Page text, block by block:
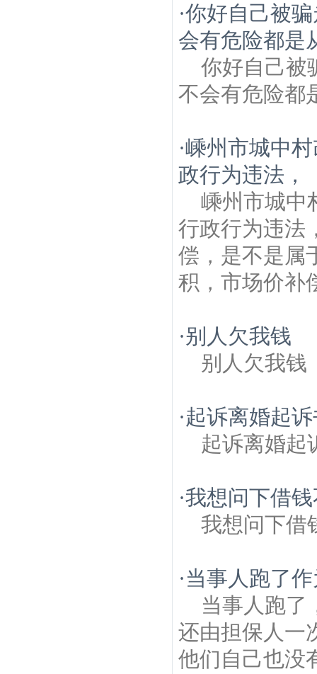
·你好自己被
会有危险都是
你好自己被
不会有危险都
·嵊州市城中
政行为违法，
嵊州市城中
行政行为违法
偿，是不是属
积，市场价补
·别人欠我钱
别人欠我钱
·起诉离婚起
起诉离婚起
·我想问下借
我想问下借
·当事人跑了
当事人跑了
还由担保人一
他们自己也没